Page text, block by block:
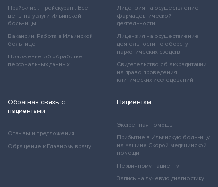
Прайс-лист. Прейскурант. Все
цены на услуги Ильинской
больницы.
Вакансии. Работа в Ильинской
больнице
Положение об обработке
персональных данных
Лицензия на осуществление
фармацевтической
деятельности
Лицензия на осуществление
деятельности по обороту
наркотических средств
Свидетельство об аккредитации
на право проведения
клинических исследований
Обратная связь с
пациентами
Отзывы и предложения
Обращение к Главному врачу
Пациентам
Экстренная помощь
Прибытие в Ильинскую больницу
на машине Скорой медицинской
помощи
Первичному пациенту
Запись на лучевую диагностику